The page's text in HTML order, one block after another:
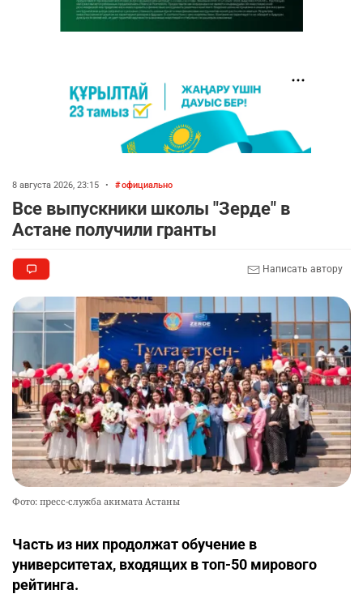
8 августа 2026, 23:15 • официально
Все выпускники школы "Зерде" в
Астане получили гранты
Написать автору
Фото: пресс-служба акимата Астаны
Часть из них продолжат обучение в
университетах, входящих в топ-50 мирового
рейтинга.